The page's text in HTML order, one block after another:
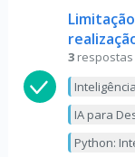
3 respostas
IA para
Python: